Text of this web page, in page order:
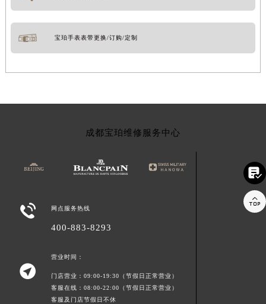
宝珀手表表带更换/订购/定制
成都宝珀维修服务中心
 网点服务热线
400-883-8293

营业时间：
门店营业：09:00-19:30（节假日正常营业）
客服在线：08:00-22:00（节假日正常营业）
客服及门店节假日不休

